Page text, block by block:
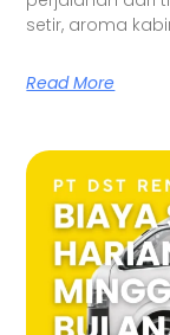
setir, aroma
Read More